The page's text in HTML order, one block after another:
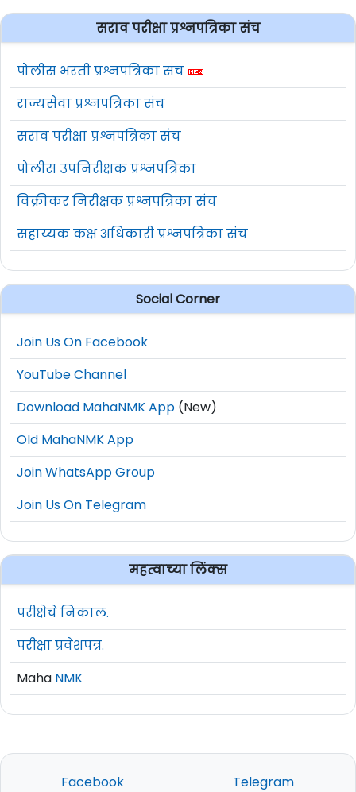
सराव परीक्षा प्रश्नपत्रिका संच
पोलीस भरती प्रश्नपत्रिका संच
राज्यसेवा प्रश्नपत्रिका संच
सराव परीक्षा प्रश्नपत्रिका संच
पोलीस उपनिरीक्षक प्रश्नपत्रिका
विक्रीकर निरीक्षक प्रश्नपत्रिका संच
सहाय्यक कक्ष अधिकारी प्रश्नपत्रिका संच
Social Corner
Join Us On Facebook
YouTube Channel
Download MahaNMK App (New)
Old MahaNMK App
Join WhatsApp Group
Join Us On Telegram
महत्वाच्या लिंक्स
परीक्षेचे निकाल.
परीक्षा प्रवेशपत्र.
Maha NMK
Facebook Telegram